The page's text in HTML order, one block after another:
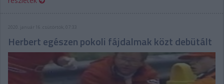
2020. január 16. csütörtök, 07:33
Herbert egészen pokoli fájdalmak közt debütált